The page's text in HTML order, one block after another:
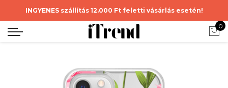
INGYENES szállítás 12.000 Ft feletti vásárlás esetén!
0